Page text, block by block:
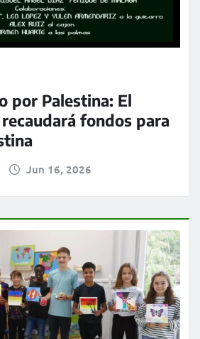
por Palestina: El
fondos para
Jun 16, 2026